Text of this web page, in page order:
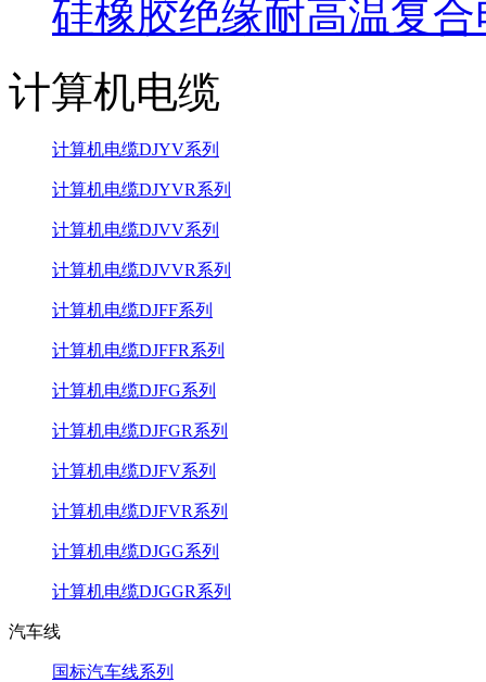
硅橡胶绝缘耐高温复合
计算机电缆
计算机电缆DJYV系列
计算机电缆DJYVR系列
计算机电缆DJVV系列
计算机电缆DJVVR系列
计算机电缆DJFF系列
计算机电缆DJFFR系列
计算机电缆DJFG系列
计算机电缆DJFGR系列
计算机电缆DJFV系列
计算机电缆DJFVR系列
计算机电缆DJGG系列
计算机电缆DJGGR系列
汽车线
国标汽车线系列